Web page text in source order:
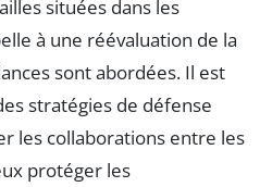
situées dans les
à une réévaluation de la
sont abordées. Il est
stratégies de défense
les collaborations entre les
protéger les